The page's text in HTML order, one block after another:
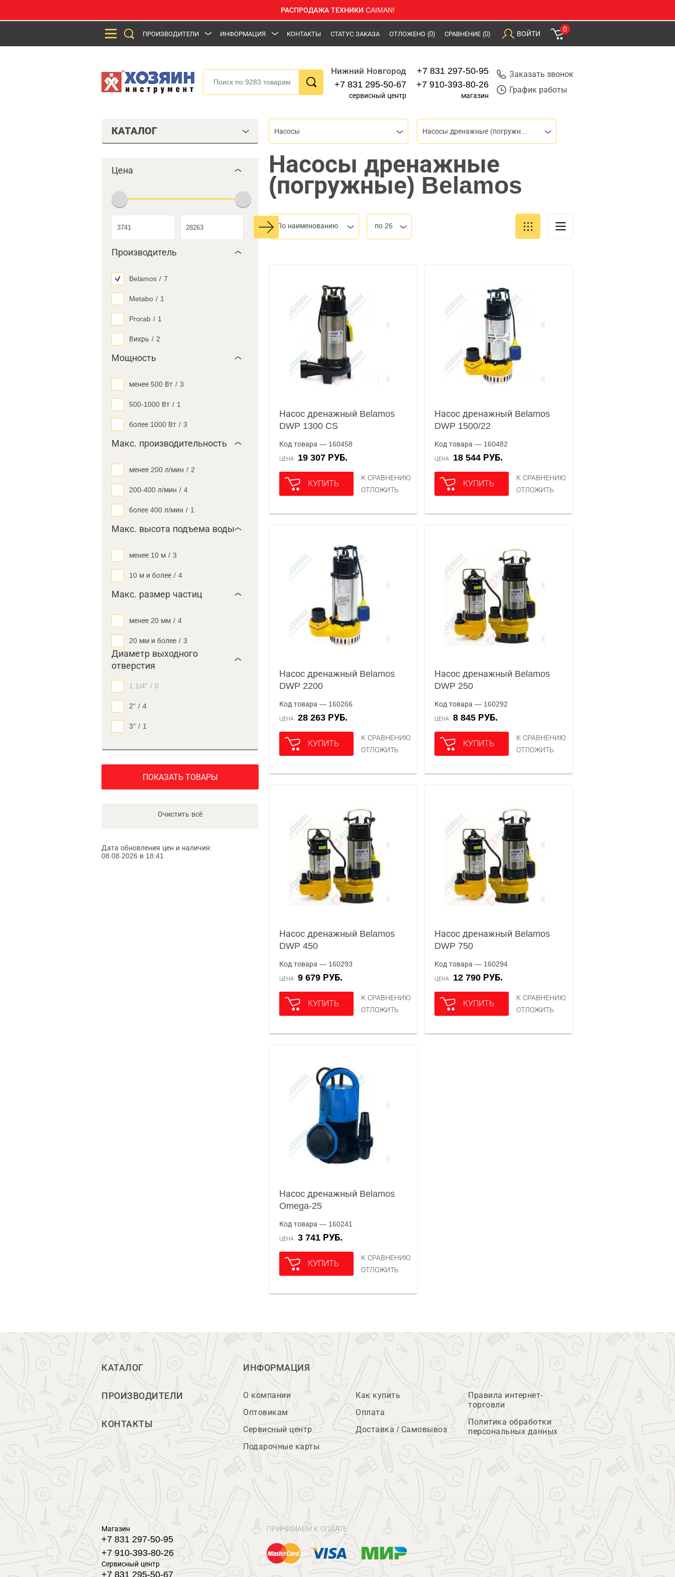
РАСПРОДАЖА ТЕХНИКИ CAIMAN!
ПРОИЗВОДИТЕЛИ ИНФОРМАЦИЯ КОНТАКТЫ СТАТУС ЗАКАЗА ОТЛОЖЕНО (0) СРАВНЕНИЕ (0) ВОЙТИ
0
Нижний Новгород
+7 831 295-50-67
сервисный центр
+7 831 297-50-95
+7 910-393-80-26
магазин
Заказать звонок
График работы
КАТАЛОГ
Цена
Производитель
Belamos / 7
Metabo / 1
Prorab / 1
Вихрь / 2
Мощность
менее 500 Вт / 3
500-1000 Вт / 1
более 1000 Вт / 3
Макс. производительность
менее 200 л/мин / 2
200-400 л/мин / 4
более 400 л/мин / 1
Макс. высота подъема воды
менее 10 м / 3
10 м и более / 4
Макс. размер частиц
менее 20 мм / 4
20 мм и более / 3
Диаметр выходного
отверстия
1 1/4" / 0
2" / 4
3" / 1
ПОКАЗАТЬ ТОВАРЫ
Очистить всё
Дата обновления цен и наличия:
08.08.2026 в 18:41
Насосы
Насосы дренажные
(погружные) Belamos
По наименованию по 26
Насос дренажный Belamos
DWP 1300 CS
Код товара — 160458
ЦЕНА 19 307 РУБ.
КУПИТЬ
К СРАВНЕНИЮ
ОТЛОЖИТЬ
Насос дренажный Belamos
DWP 1500/22
Код товара — 160482
ЦЕНА 18 544 РУБ.
КУПИТЬ
К СРАВНЕНИЮ
ОТЛОЖИТЬ
Насос дренажный Belamos
DWP 2200
Код товара — 160266
ЦЕНА 28 263 РУБ.
КУПИТЬ
К СРАВНЕНИЮ
ОТЛОЖИТЬ
Насос дренажный Belamos
DWP 250
Код товара — 160292
ЦЕНА 8 845 РУБ.
КУПИТЬ
К СРАВНЕНИЮ
ОТЛОЖИТЬ
Насос дренажный Belamos
DWP 450
Код товара — 160293
ЦЕНА 9 679 РУБ.
КУПИТЬ
К СРАВНЕНИЮ
ОТЛОЖИТЬ
Насос дренажный Belamos
DWP 750
Код товара — 160294
ЦЕНА 12 790 РУБ.
КУПИТЬ
К СРАВНЕНИЮ
ОТЛОЖИТЬ
Насос дренажный Belamos
Omega-25
Код товара — 160241
ЦЕНА 3 741 РУБ.
КУПИТЬ
К СРАВНЕНИЮ
ОТЛОЖИТЬ
КАТАЛОГ
ПРОИЗВОДИТЕЛИ
КОНТАКТЫ
ИНФОРМАЦИЯ
О компании
Оптовикам
Сервисный центр
Подарочные карты
Как купить
Оплата
Доставка / Самовывоз
Правила интернет-
торговли
Политика обработки
персональных данных
Магазин
+7 831 297-50-95
+7 910-393-80-26
Сервисный центр
+7 831 295-50-67
ПРИНИМАЕМ К ОПЛАТЕ